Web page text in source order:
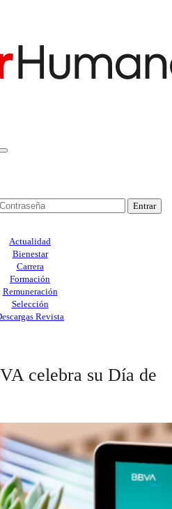
Entrar
Actualidad
Bienestar
Carrera
Formación
Remuneración
Selección
Revista
celebra su Día de